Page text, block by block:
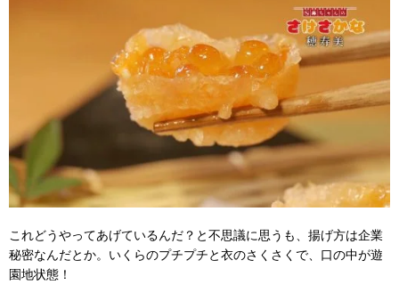
これどうやってあげているんだ？と不思議に思うも、揚げ方は企業
秘密なんだとか。いくらのプチプチと衣のさくさくで、口の中が遊
園地状態！